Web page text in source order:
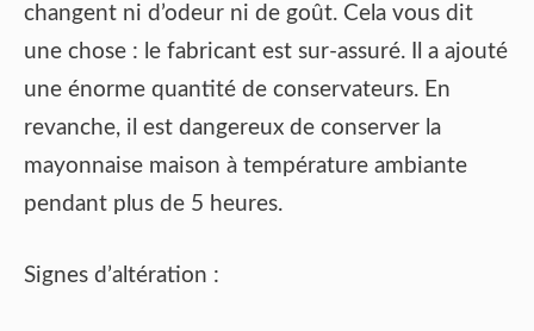
changent ni d’odeur ni de goût. Cela vous dit
une chose : le fabricant est sur-assuré. Il a ajouté
une énorme quantité de conservateurs. En
revanche, il est dangereux de conserver la
mayonnaise maison à température ambiante
pendant plus de 5 heures.
Signes d’altération :